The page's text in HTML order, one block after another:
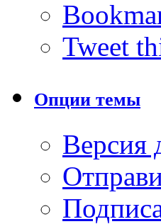
Tweet
Опции темы
Версия